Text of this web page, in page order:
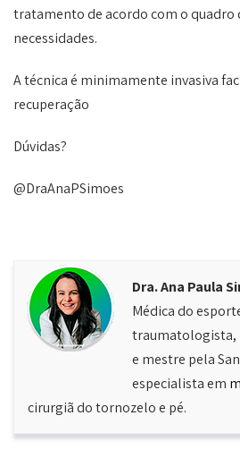
tratamento de acordo com o quadro
necessidades.
A técnica é minimamente invasiva
recuperação
Dúvidas?
@DraAnaPSimoes
Dra. Ana Paula
Médica do
traumatologista,
e mestre pela
especialista em
cirurgiã do tornozelo e pé.